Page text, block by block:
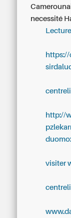
necessité
http://
visiter